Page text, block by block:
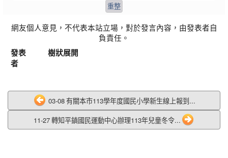
網友個人意見，不代表本站立場，對於發言內容，由發表者自
負責任。
發表
者
樹狀展開
03-08 有關本市113學年度國民小學新生線上報到...
11-27 轉知平鎮國民運動中心辦理113年兒童冬令...